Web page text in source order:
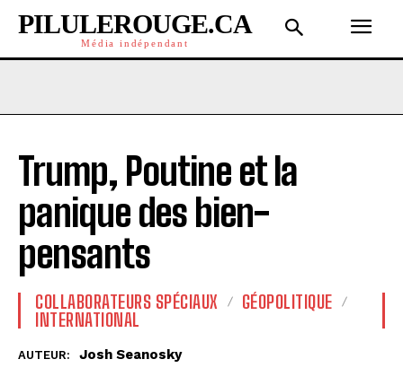
PILULEROUGE.CA
Média indépendant
Trump, Poutine et la
panique des bien-
pensants
COLLABORATEURS SPÉCIAUX
GÉOPOLITIQUE
INTERNATIONAL
AUTEUR: Josh Seanosky